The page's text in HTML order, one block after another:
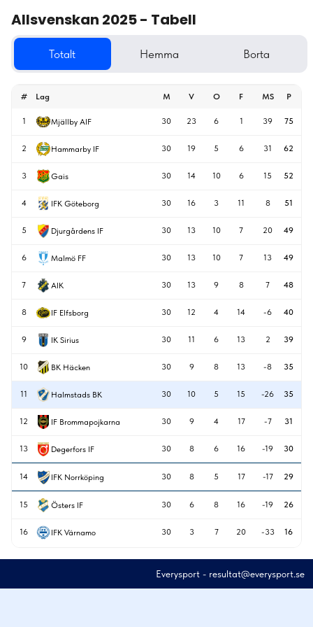
Allsvenskan 2025 - Tabell
Totalt Hemma Borta
# Lag M V O F MS P
1 Mjällby AIF 30 23 6 1 39 75
2 Hammarby IF 30 19 5 6 31 62
3 Gais 30 14 10 6 15 52
4 IFK Göteborg 30 16 3 11 8 51
5 Djurgårdens IF 30 13 10 7 20 49
6 Malmö FF 30 13 10 7 13 49
7 AIK 30 13 9 8 7 48
8 IF Elfsborg 30 12 4 14 -6 40
9 IK Sirius 30 11 6 13 2 39
10 BK Häcken 30 9 8 13 -8 35
11 Halmstads BK 30 10 5 15 -26 35
12 IF Brommapojkarna 30 9 4 17 -7 31
13 Degerfors IF 30 8 6 16 -19 30
14 IFK Norrköping 30 8 5 17 -17 29
15 Östers IF 30 6 8 16 -19 26
16 IFK Värnamo 30 3 7 20 -33 16
Everysport - resultat@everysport.se